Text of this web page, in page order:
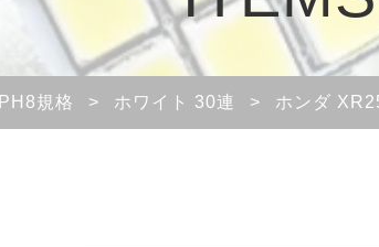
PH8規格 > ホワイト 30連 > ホンダ